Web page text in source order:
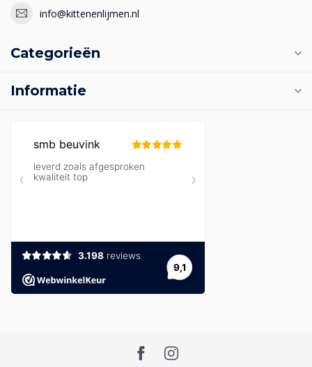
info@kittenenlijmen.nl
Categorieën
Informatie